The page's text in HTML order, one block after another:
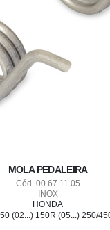
MOLA PEDALEIRA
Cód. 00.67.11.05
INOX
HONDA
(02...) 150R (05...) 250/